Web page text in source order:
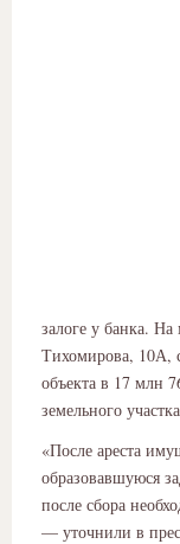
залоге у банка. На
Тихомирова, 10А,
объекта в 17 млн
земельного
«После ареста
образовавшуюся
после сбора
— уточнили в